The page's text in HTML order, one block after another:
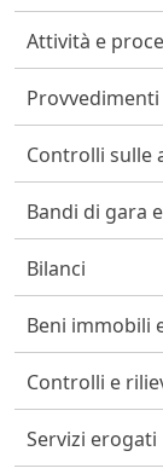
Attività e
Provvedimenti
Controlli sulle
Bandi di gara
Bilanci
Beni immobili
Controlli e
Servizi erogati